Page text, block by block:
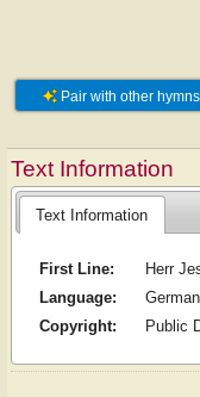
Pair with other hymns
Text Information
Text Information
First Line:
Herr
Language:
German
Copyright:
Public